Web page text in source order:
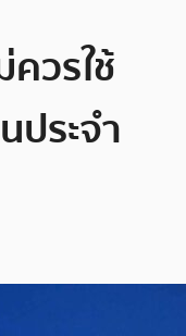
วรใช้
ประจำ